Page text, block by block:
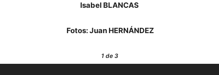
Isabel BLANCAS
Fotos: Juan HERNÁNDEZ
1de 3